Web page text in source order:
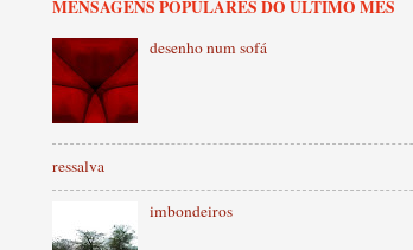
MENSAGENS POPULARES DO ÚLTIMO MÊS
desenho num sofá
ressalva
imbondeiros